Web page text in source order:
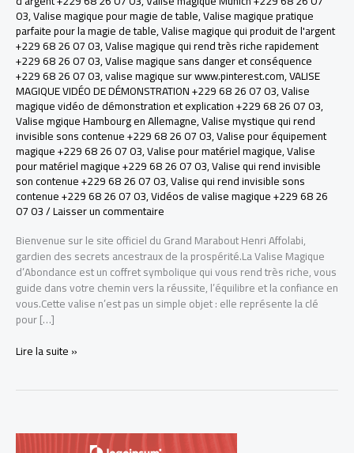
03,Valise magique pour magie de table,Valise magique pratique
parfaite pour la magie de table,Valise magique qui produit de l'argent
+229 68 26 07 03,Valise magique qui rend très riche rapidement
+229 68 26 07 03,Valise magique sans danger et conséquence
+229 68 26 07 03,valise magique sur www.pinterest.com,VALISE
MAGIQUE VIDÉO DE DÉMONSTRATION +229 68 26 07 03,Valise
magique vidéo de démonstration et explication +229 68 26 07 03,
Valise mgique Hambourg en Allemagne,Valise mystique qui rend
invisible sons contenue +229 68 26 07 03,Valise pour équipement
magique +229 68 26 07 03,Valise pour matériel magique,Valise
pour matériel magique +229 68 26 07 03,Valise qui rend invisible
son contenue +229 68 26 07 03,Valise qui rend invisible sons
contenue +229 68 26 07 03,Vidéos de valise magique +229 68 26
07 03/Laisser un commentaire
Bienvenue sur le site officiel du Grand Marabout Henri Affolabi,
gardien des secrets ancestraux de la prospérité.La Valise Magique
d’Abondance est un coffret symbolique qui vous rend très riche, vous
guide dans votre chemin vers la réussite, l’équilibre et la confiance en
vous.Cette valise n’est pas un simple objet : elle représente la clé
pour […]
LA
DEVENIR
Lire la suite »